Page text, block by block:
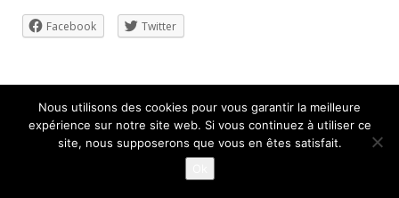
Facebook Twitter
Nous utilisons des cookies pour vous garantir la meilleure
expérience sur notre site web. Si vous continuez à utiliser ce
site, nous supposerons que vous en êtes satisfait.